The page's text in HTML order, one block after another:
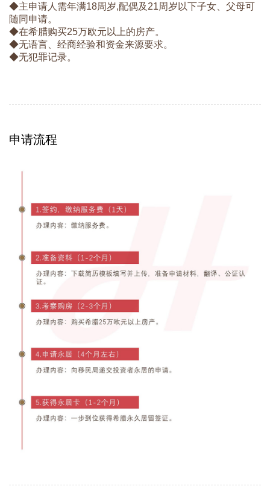
◆主申请人需年满18周岁,配偶及21周岁以下子女、父母可
随同申请。
◆在希腊购买25万欧元以上的房产。
◆无语言、经商经验和资金来源要求。
◆无犯罪记录。
申请流程